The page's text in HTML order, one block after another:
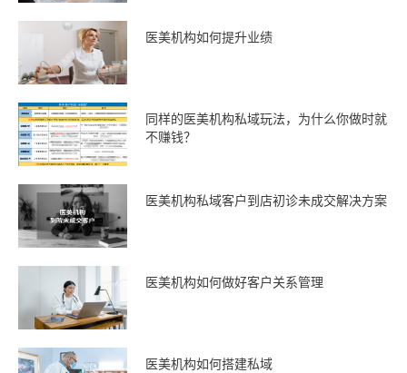
医美机构如何提升业绩
同样的医美机构私域玩法，为什么你做时就
不赚钱？
医美机构私域客户到店初诊未成交解决方案
医美机构如何做好客户关系管理
医美机构如何搭建私域